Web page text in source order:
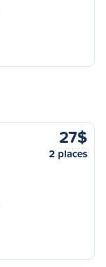
27$
2 places